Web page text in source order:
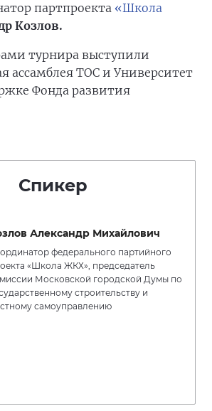
партпроекта «Школа
Козлов.
турнира выступили
ассамблея ТОС и Университет
Фонда развития
Спикер
Александр Михайлович
федерального партийного
«Школа ЖКХ», председатель
Московской городской Думы по
строительству и
самоуправлению